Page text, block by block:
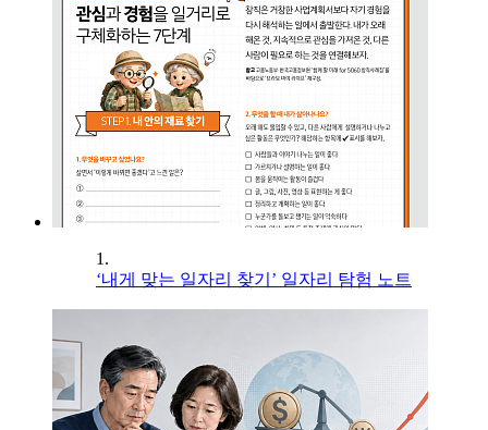
1.
‘내게 맞는 일자리 찾기’ 일자리 탐험 노트